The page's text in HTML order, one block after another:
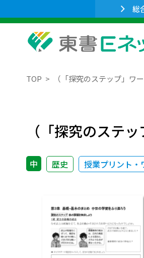
総
TOP （「探究のステップ」ワ
（「探究のステ
中 歴史 授業プリント・